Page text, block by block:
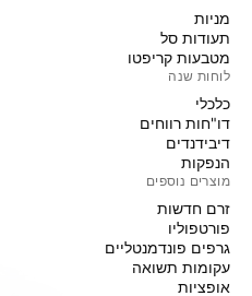
מניות‏
תעודות סל
מטבעות קריפטו
לוחות שנה
כלכלי
דו"חות רווחים
דיבידנדים
הנפקות
מוצרים נוספים
זרם חדשות
פורטפוליו
גרפים פונדמנטליים
עקומות תשואה
אופציות